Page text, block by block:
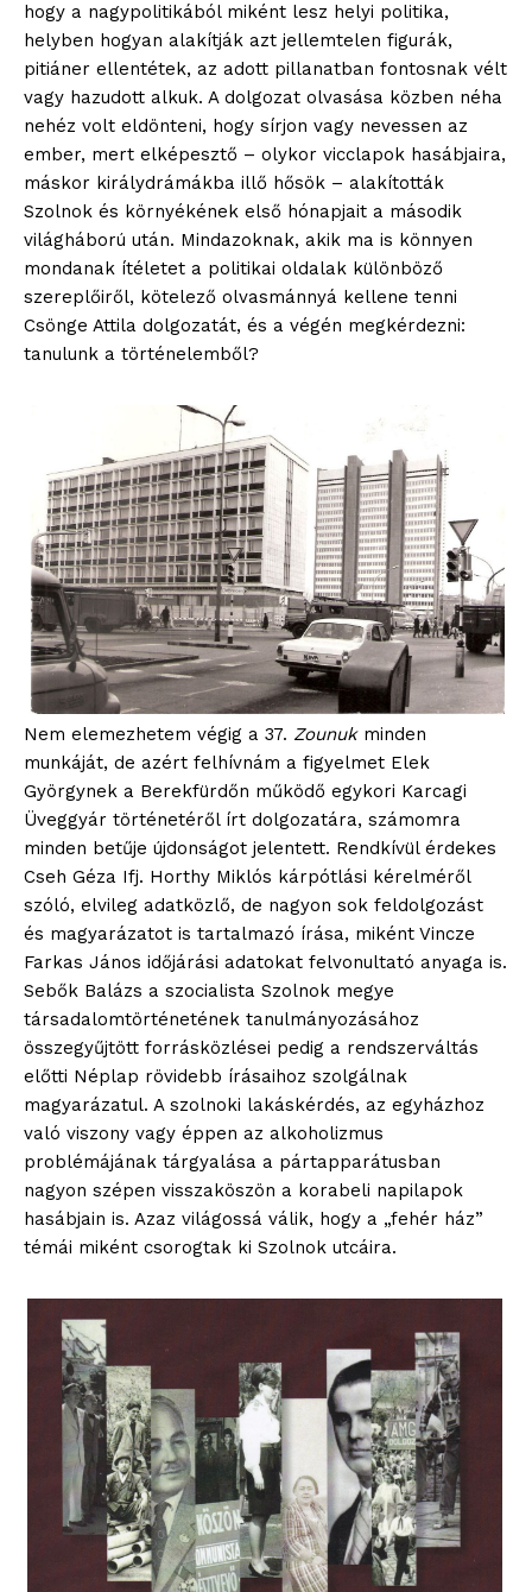
blogSZOLNOK
szubjektív élményportál
Hasznos
bSZ fiók
Előfizetés
Kapcsolat
Adatkezelési tájékoztató
hogy a nagypolitikából miként lesz helyi politika,
helyben hogyan alakítják azt jellemtelen figurák,
pitiáner ellentétek, az adott pillanatban fontosnak vélt
vagy hazudott alkuk. A dolgozat olvasása közben néha
nehéz volt eldönteni, hogy sírjon vagy nevessen az
ember, mert elképesztő – olykor vicclapok hasábjaira,
máskor királydrámákba illő hősök – alakították
Szolnok és környékének első hónapjait a második
világháború után. Mindazoknak, akik ma is könnyen
mondanak ítéletet a politikai oldalak különböző
szereplőiről, kötelező olvasmánnyá kellene tenni
Csönge Attila dolgozatát, és a végén megkérdezni:
tanulunk a történelemből?
Nem elemezhetem végig a 37. Zounukminden
munkáját, de azért felhívnám a figyelmet Elek
Györgynek a Berekfürdőn működő egykori Karcagi
Üveggyár történetéről írt dolgozatára, számomra
minden betűje újdonságot jelentett. Rendkívül érdekes
Cseh Géza Ifj. Horthy Miklós kárpótlási kérelméről
szóló, elvileg adatközlő, de nagyon sok feldolgozást
és magyarázatot is tartalmazó írása, miként Vincze
Farkas János időjárási adatokat felvonultató anyaga is.
Sebők Balázs a szocialista Szolnok megye
társadalomtörténetének tanulmányozásához
összegyűjtött forrásközlései pedig a rendszerváltás
előtti Néplap rövidebb írásaihoz szolgálnak
magyarázatul. A szolnoki lakáskérdés, az egyházhoz
való viszony vagy éppen az alkoholizmus
problémájának tárgyalása a pártapparátusban
nagyon szépen visszaköszön a korabeli napilapok
hasábjain is. Azaz világossá válik, hogy a „fehér ház”
témái miként csorogtak ki Szolnok utcáira.